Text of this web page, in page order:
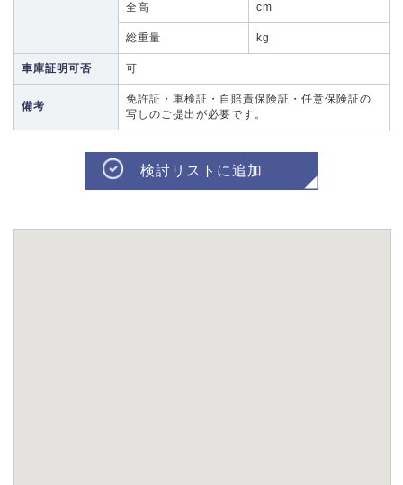
全高 cm
総重量 kg
車庫証明可否 可
備考
免許証・車検証・自賠責保険証・任意保険証の
写しのご提出が必要です。
検討リストに追加